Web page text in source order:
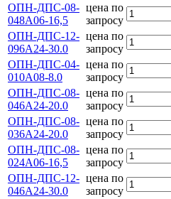
ОПН-ДПС-08-
048А06-16,5
цена по
запросу
ОПН-ДПС-12-
096А24-30.0
цена по
запросу
ОПН-ДПС-04-
010А08-8.0
цена по
запросу
ОПН-ДПС-08-
046А24-20.0
цена по
запросу
ОПН-ДПС-08-
036А24-20.0
цена по
запросу
ОПН-ДПС-08-
024А06-16,5
цена по
запросу
ОПН-ДПС-12-
046А24-30.0
цена по
запросу